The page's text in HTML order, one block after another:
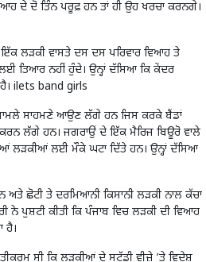
ਦੇ ਦੋ ਤਿੰਨ ਪਰੂਫ਼ ਹਨ ਤਾਂ ਹੀ ਉਹ ਖਰਚਾ ਕਰਨਗੇ।
ਲੜਕੀ ਵਾਸਤੇ ਦਸ ਦਸ ਪਰਿਵਾਰ ਵਿਆਹ ਤੇ
ਤਿਆਰ ਨਹੀਂ ਹੁੰਦੇ। ਉਨ੍ਹਾਂ ਦੱਸਿਆ ਕਿ ਕੇਂਦਰ
ilets band girls
ਸਾਹਮਣੇ ਆਉਣ ਲੱਗੇ ਹਨ ਜਿਸ ਕਰਕੇ ਬੈਂਡਾਂ
ਲੱਗੇ ਹਨ। ਜਗਰਾਉਂ ਦੇ ਇੱਕ ਮੈਰਿਜ ਬਿਊਰੋ ਵਾਲੇ
ਲੜਕੀਆਂ ਲਈ ਮੌਕੇ ਘਟਾ ਦਿੱਤੇ ਹਨ। ਉਨ੍ਹਾਂ ਦੱਸਿਆ
ਅਤੇ ਛੋਟੀ ਤੇ ਦਰਮਿਆਨੀ ਕਿਸਾਨੀ ਲੜਕੀ ਨਾਲ ਕੱਚਾ
ਪੁਸ਼ਟੀ ਕੀਤੀ ਕਿ ਪੰਜਾਬ ਵਿਚ ਲੜਕੀ ਦੀ ਵਿਆਹ
ਹੈ।
ਸੀ ਕਿ ਲੜਕੀਆਂ ਦੇ ਸਟੱਡੀ ਵੀਜ਼ੇ ’ਤੇ ਵਿਦੇਸ਼